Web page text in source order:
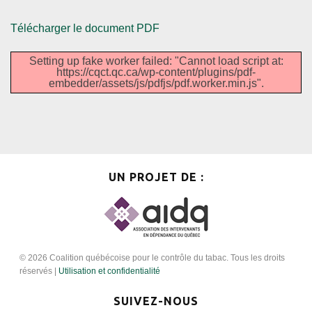
Télécharger le document PDF
Setting up fake worker failed: "Cannot load script at:
https://cqct.qc.ca/wp-content/plugins/pdf-
embedder/assets/js/pdfjs/pdf.worker.min.js".
UN PROJET DE :
© 2026 Coalition québécoise pour le contrôle du tabac. Tous les droits
réservés | Utilisation et confidentialité
SUIVEZ-NOUS